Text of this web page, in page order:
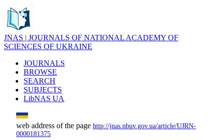
JNAS | JOURNALS OF NATIONAL ACADEMY OF
SCIENCES OF UKRAINE
JOURNALS
BROWSE
SEARCH
SUBJECTS
LibNAS UA
web address of the page http://jnas.nbuv.gov.ua/article/UJRN-
0000181375